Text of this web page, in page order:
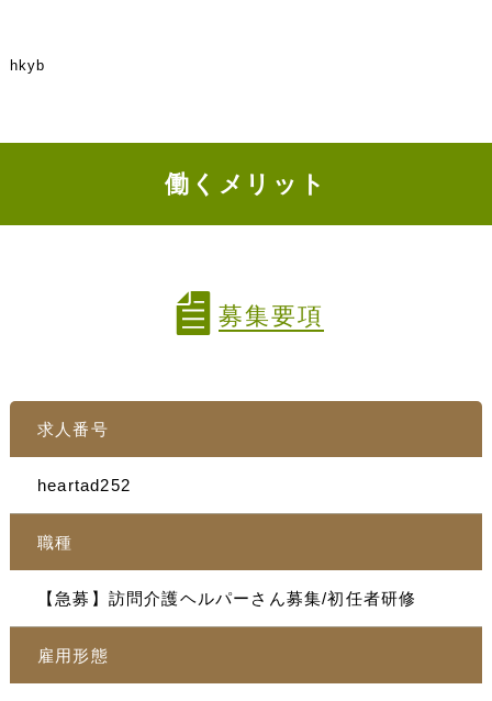
hkyb
働くメリット
募集要項
求人番号
heartad252
職種
【急募】訪問介護ヘルパーさん募集/初任者研修
雇用形態